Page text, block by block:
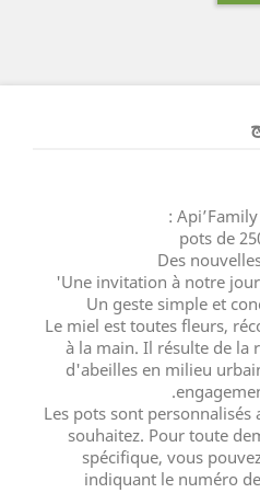
Des
Une invitation à notre
Un geste simple et
Le miel est toutes fleurs,
à la main. Il résulte de la
d'abeilles en milieu
Les pots sont
souhaitez. Pour toute
spécifique, vous
indiquant le numéro